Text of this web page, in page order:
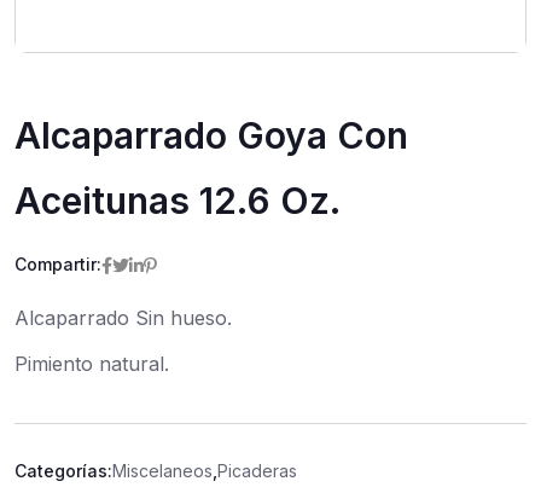
Alcaparrado Goya Con
Aceitunas 12.6 Oz.
Compartir:
Alcaparrado Sin hueso.
Pimiento natural.
Categorías:Miscelaneos Picaderas